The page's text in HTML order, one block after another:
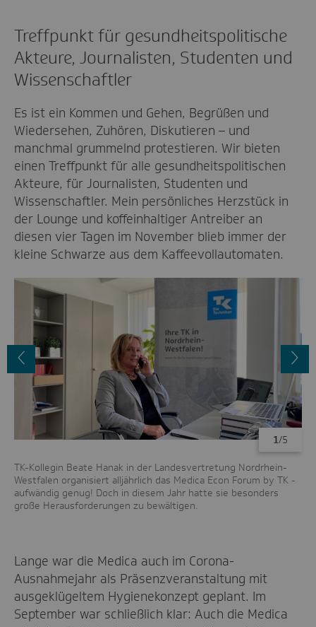
Treffpunkt für gesundheitspolitische
Akteure, Journalisten, Studenten und
Wissenschaftler
Es ist ein Kommen und Gehen, Begrüßen und
Wiedersehen, Zuhören, Diskutieren – und
manchmal grummelnd protestieren. Wir bieten
einen Treffpunkt für alle gesundheitspolitischen
Akteure, für Journalisten, Studenten und
Wissenschaftler. Mein persönliches Herzstück in
der Lounge und koffeinhaltiger Antreiber an
diesen vier Tagen im November blieb immer der
kleine Schwarze aus dem Kaffeevollautomaten.
Vorheriges
Bild
TK-Kollegin Beate Hanak in der Landesvertretung Nordrhein-
Westfalen organisiert alljährlich das Medica Econ Forum by TK -
aufwändig genug! Doch in diesem Jahr hatte sie besonders
große Herausforderungen zu bewältigen.
1/5
Lange war die Medica auch im Corona-
Ausnahmejahr als Präsenzveranstaltung mit
ausgeklügeltem Hygienekonzept geplant. Im
September war schließlich klar: Auch die Medica